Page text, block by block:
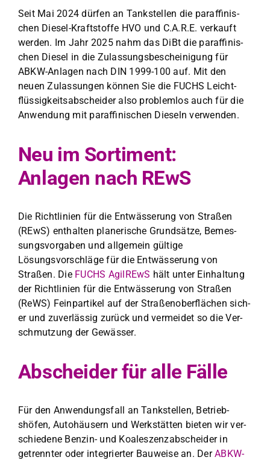
Seit Mai 2024 dür­fen an Tankstellen die paraf­finis­
chen Diesel-Kraft­stoffe HVO und C.A.R.E. verkauft
wer­den. Im Jahr 2025 nahm das DiBt die paraf­finis­
chen Diesel in die Zulas­sungs­bescheini­gung für
ABKW-Anla­gen nach DIN 1999-100 auf. Mit den
neuen Zulas­sun­gen kön­nen Sie die FUCHS Leicht­
flüs­sigkeitsab­schei­der also prob­lem­los auch für die
Anwen­dung mit paraf­finis­chen Dieseln ver­wen­den.
Neu im Sortiment:
Anlagen nach REwS
Die Richtlin­ien für die Entwässerung von Straßen
(REwS) enthal­ten planer­ische Grund­sätze, Bemes­
sungsvor­gaben und all­ge­mein gültige
Lösungsvorschläge für die Entwässerung von
Straßen. Die FUCHS AgilREwS hält unter Ein­hal­tung
der Richtlin­ien für die Entwässerung von Straßen
(ReWS) Fein­par­tikel auf der Straßenober­flächen sich­
er und zuver­läs­sig zurück und ver­mei­det so die Ver­
schmutzung der Gewäss­er.
Abscheider für alle Fälle
Für den Anwen­dungs­fall an Tankstellen, Betrieb­
shöfen, Auto­häusern und Werk­stät­ten bieten wir ver­
schiedene Ben­zin- und Koa­leszen­z­ab­schei­der in
getren­nter oder inte­gri­ert­er Bauweise an. DerABKW-